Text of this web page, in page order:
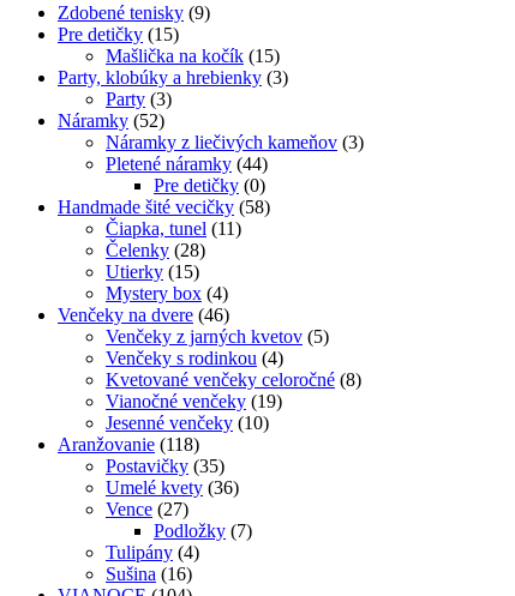
Zdobené tenisky (9)
Pre detičky (15)
Mašlička na kočík (15)
Party, klobúky a hrebienky (3)
Party (3)
Náramky (52)
Náramky z liečivých kameňov (3)
Pletené náramky (44)
Pre detičky (0)
Handmade šité vecičky (58)
Čiapka, tunel (11)
Čelenky (28)
Utierky (15)
Mystery box (4)
Venčeky na dvere (46)
Venčeky z jarných kvetov (5)
Venčeky s rodinkou (4)
Kvetované venčeky celoročné (8)
Vianočné venčeky (19)
Jesenné venčeky (10)
Aranžovanie (118)
Postavičky (35)
Umelé kvety (36)
Vence (27)
Podložky (7)
Tulipány (4)
Sušina (16)